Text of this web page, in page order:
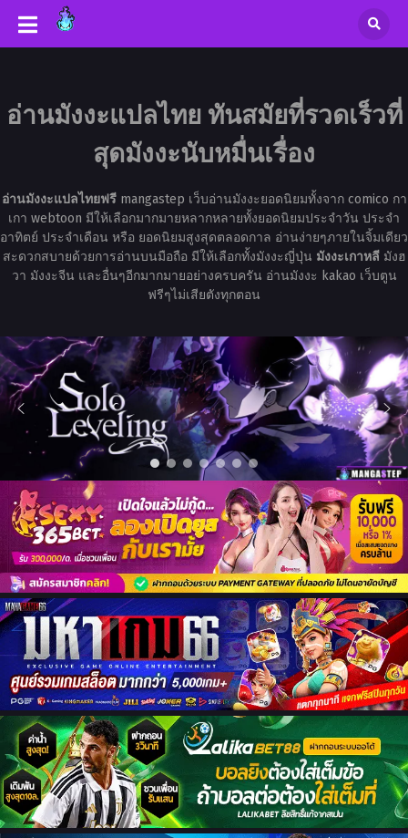
อ่านมังงะแปลไทย ทันสมัยที่รวดเร็วที่
สุดมังงะนับหมื่นเรื่อง
อ่านมังงะแปลไทยฟรีmangastep เว็บอ่านมังงะยอดนิยมทั้งจาก comico กา
เกา webtoon มีให้เลือกมากมายหลากหลายทั้งยอดนิยมประจำวัน ประจำ
อาทิตย์ ประจำเดือน หรือ ยอดนิยมสูงสุดตลอดกาล อ่านง่ายๆภายในจิ้มเดียว
สะดวกสบายด้วยการอ่านบนมือถือ มีให้เลือกทั้งมังงะญี่ปุ่น มังงะเกาหลีมังฮ
วา มังงะจีน และอื่นๆอีกมากมายอย่างครบครัน อ่านมังงะ kakao เว็บตูน
ฟรีๆไม่เสียตังทุกตอน